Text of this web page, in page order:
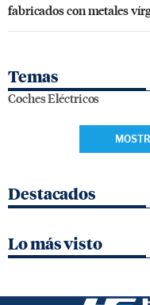
fabricados con metales
Temas
Coches Eléctricos
Destacados
Lo más visto